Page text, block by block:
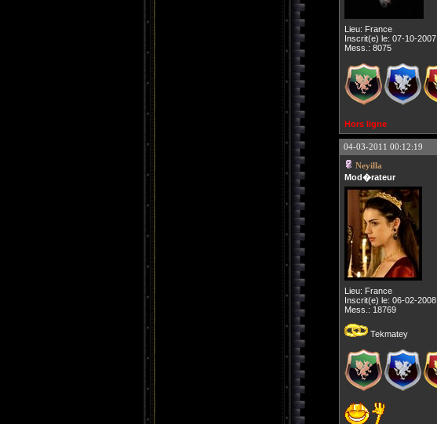
Lieu: France
Inscrit(e) le: 07-10-2007
Mess.: 8075
Hors ligne
04-03-2011 00:12:19
Neyilla
Mod�rateur
Lieu: France
Inscrit(e) le: 06-02-2008
Mess.: 18769
Tekmatey